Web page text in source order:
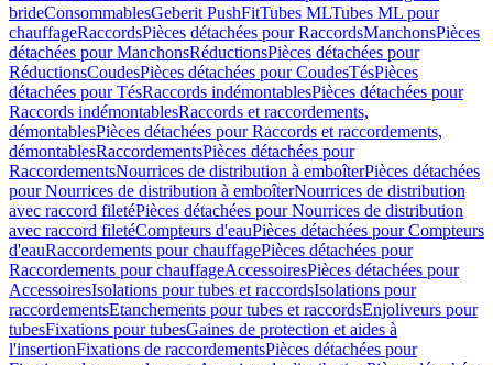
brideConsommablesGeberit PushFitTubes MLTubes ML pour
chauffageRaccordsPièces détachées pour RaccordsManchonsPièces
détachées pour ManchonsRéductionsPièces détachées pour
RéductionsCoudesPièces détachées pour CoudesTésPièces
détachées pour TésRaccords indémontablesPièces détachées pour
Raccords indémontablesRaccords et raccordements,
démontablesPièces détachées pour Raccords et raccordements,
démontablesRaccordementsPièces détachées pour
RaccordementsNourrices de distribution à emboîterPièces détachées
pour Nourrices de distribution à emboîterNourrices de distribution
avec raccord filetéPièces détachées pour Nourrices de distribution
avec raccord filetéCompteurs d'eauPièces détachées pour Compteurs
d'eauRaccordements pour chauffagePièces détachées pour
Raccordements pour chauffageAccessoiresPièces détachées pour
AccessoiresIsolations pour tubes et raccordsIsolations pour
raccordementsEtanchements pour tubes et raccordsEnjoliveurs pour
tubesFixations pour tubesGaines de protection et aides à
l'insertionFixations de raccordementsPièces détachées pour